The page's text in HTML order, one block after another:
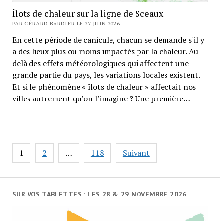
SUR VOS TABLETTES : LES 28 & 29 NOVEMBRE 2026
Îlots de chaleur sur la ligne de Sceaux
PAR GÉRARD BARDIER LE 27 JUIN 2026
En cette période de canicule, chacun se demande s’il y
a des lieux plus ou moins impactés par la chaleur. Au-
delà des effets météorologiques qui affectent une
grande partie du pays, les variations locales existent.
Et si le phénomène « îlots de chaleur » affectait nos
villes autrement qu’on l’imagine ? Une première…
Navigation
des
1 2 … 118 Suivant